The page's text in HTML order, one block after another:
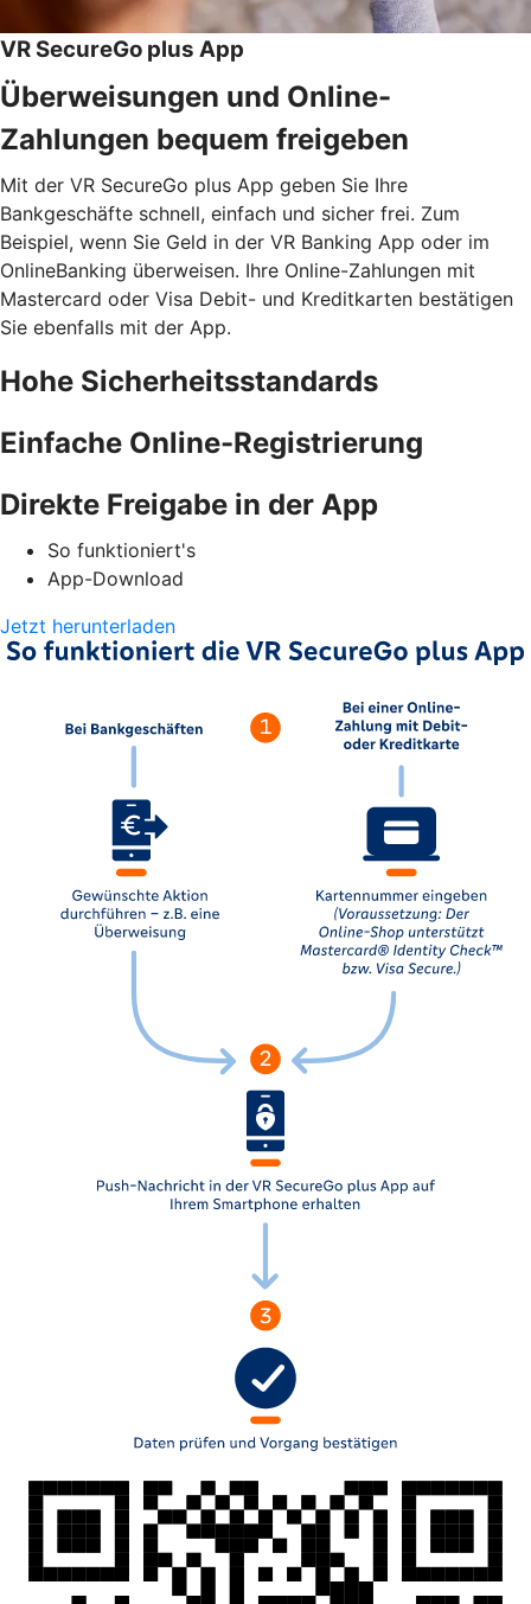
VR SecureGo plus App
Überweisungen und Online-
Zahlungen bequem freigeben
Mit der VR SecureGo plus App geben Sie Ihre
Bankgeschäfte schnell, einfach und sicher frei. Zum
Beispiel, wenn Sie Geld in der VR Banking App oder im
OnlineBanking überweisen. Ihre Online-Zahlungen mit
Mastercard oder Visa Debit- und Kreditkarten bestätigen
Sie ebenfalls mit der App.
Hohe Sicherheitsstandards
Einfache Online-Registrierung
Direkte Freigabe in der App
So funktioniert's
App-Download
Jetzt herunterladen